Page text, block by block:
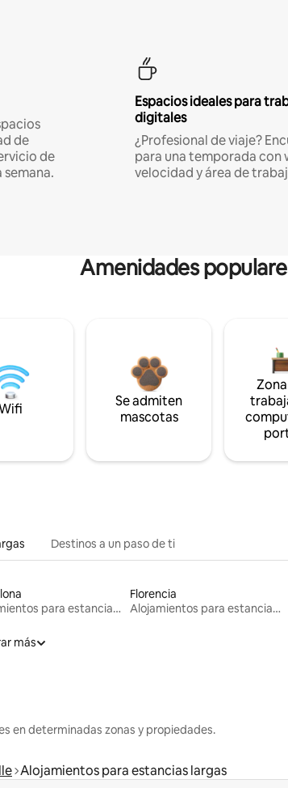
de
de
semana.
Espacios ideales para
digitales
¿Profesional de viaje?
para una temporada con
velocidad y área de
Amenidades
Se admiten
mascotas
Destinos a un paso de ti
Alojamientos para estancias largas
Florencia
Alojamientos para estancias largas
más
en determinadas zonas y propiedades.
Alojamientos para estancias largas